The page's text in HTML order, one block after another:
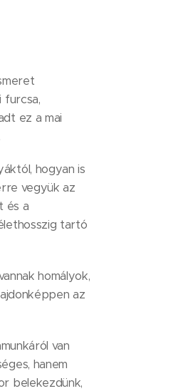
furcsa,
ez a mai
hogyan is
vegyük az
és a
tartó
homályok,
az
van
hanem
belekezdünk,